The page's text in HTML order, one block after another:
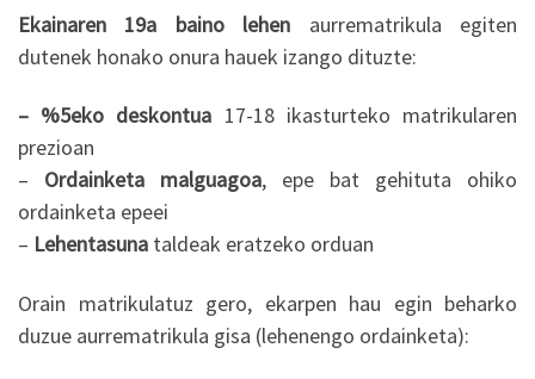
Ekainaren 19a baino lehen aurrematrikula egiten
dutenek honako onura hauek izango dituzte:
– %5eko deskontua 17-18 ikasturteko matrikularen
prezioan
– Ordainketa malguagoa, epe bat gehituta ohiko
ordainketa epeei
– Lehentasuna taldeak eratzeko orduan
Orain matrikulatuz gero, ekarpen hau egin beharko
duzue aurrematrikula gisa (lehenengo ordainketa):